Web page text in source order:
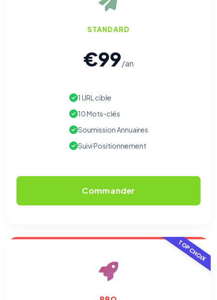
STANDARD
€99/an
1 URL cible
10 Mots-clés
Soumission Annuaires
Suivi Positionnement
Commander
TOP CHOIX